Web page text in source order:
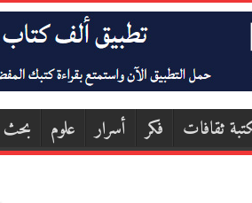
ثقافات فكر أسرار علوم بحث